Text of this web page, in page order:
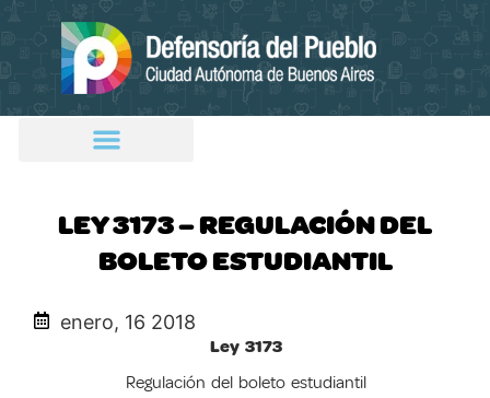
LEY 3173 – REGULACIÓN DEL
BOLETO ESTUDIANTIL
enero, 16 2018
Ley 3173
Regulación del boleto estudiantil